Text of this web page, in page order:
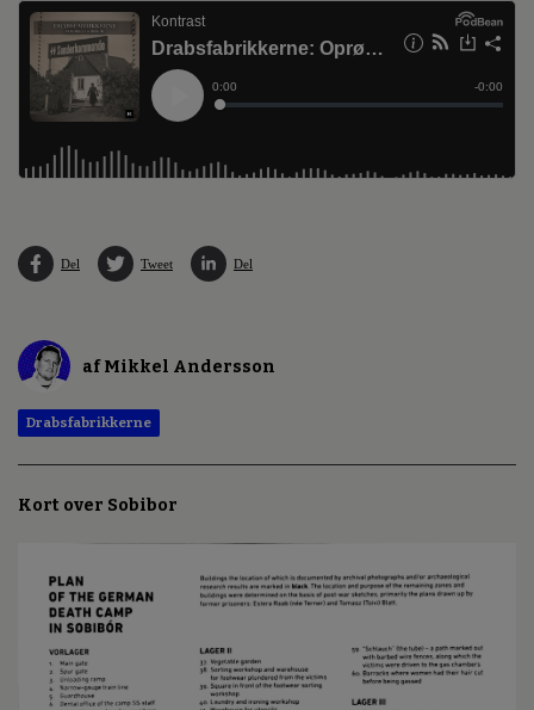
Del Tweet Del
af Mikkel Andersson
Drabsfabrikkerne
Kort over Sobibor